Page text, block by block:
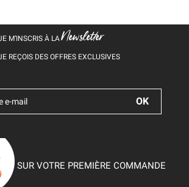
M’INSCRIS À LANewsletter
REÇOIS DES OFFRES EXCLUSIVES
SUR VOTRE PREMIÈRE COMMANDE